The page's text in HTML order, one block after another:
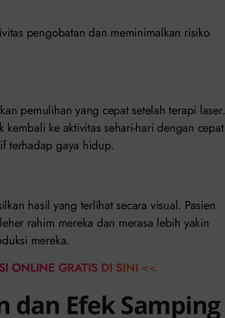
pengobatan dan meminimalkan risiko
pemulihan yang cepat setelah terapi laser.
ke aktivitas sehari-hari dengan cepat
terhadap gaya hidup.
hasil yang terlihat secara visual. Pasien
rahim mereka dan merasa lebih yakin
mereka.
ONLINE GRATIS DI SINI <<
dan Efek Samping